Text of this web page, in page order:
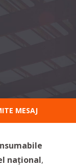
MESAJ
național,